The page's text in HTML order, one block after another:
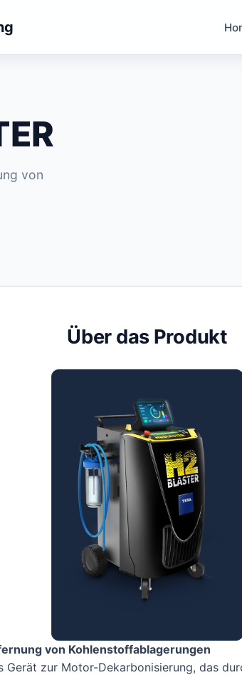
von
Über das Produkt
von Kohlenstoffablagerungen
Gerät zur Motor-Dekarbonisierung, das